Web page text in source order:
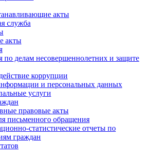
акты
служба
акты
по делам несовершеннолетних и защите
коррупции
и персональных данных
услуги
правовые акты
письменного обращения
статистические отчеты по
граждан